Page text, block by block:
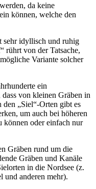
da keine
können, welche den
sehr idyllisch und ruhig
rührt von der Tatsache,
Variante solcher
ein
von kleinen Gräben in
„Siel“-Orten gibt es
um auch bei höheren
können oder einfach nur
Gräben rund um die
Gräben und Kanäle
in die Nordsee (z.
und anderen mehr).